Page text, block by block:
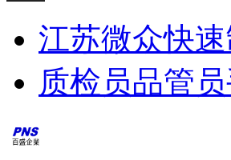
江苏微众快
质检员品管员